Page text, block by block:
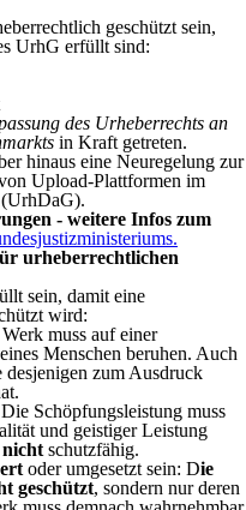
geschützt sein,
UrhG erfüllt sind:
des Urheberrechts an
in Kraft getreten.
hinaus eine Neuregelung zur
Upload-Plattformen im
(UrhDaG).
- weitere Infos zum
urheberrechtlichen
sein, damit eine
wird:
muss auf einer
Menschen beruhen. Auch
desjenigen zum Ausdruck
Schöpfungsleistung muss
und geistiger Leistung
nicht schutzfähig.
oder umgesetzt sein: Die
geschützt, sondern nur deren